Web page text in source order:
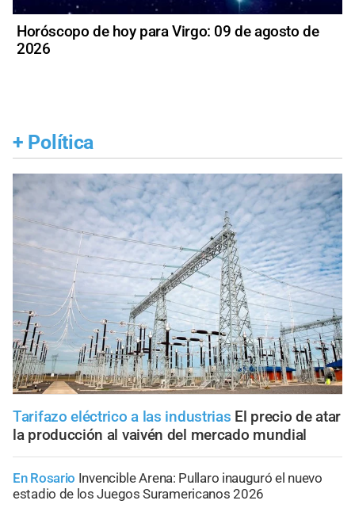
Horóscopo de hoy para Virgo: 09 de agosto de
2026
+ Política
Tarifazo eléctrico a las industrias El precio de atar
la producción al vaivén del mercado mundial
En Rosario Invencible Arena: Pullaro inauguró el nuevo
estadio de los Juegos Suramericanos 2026